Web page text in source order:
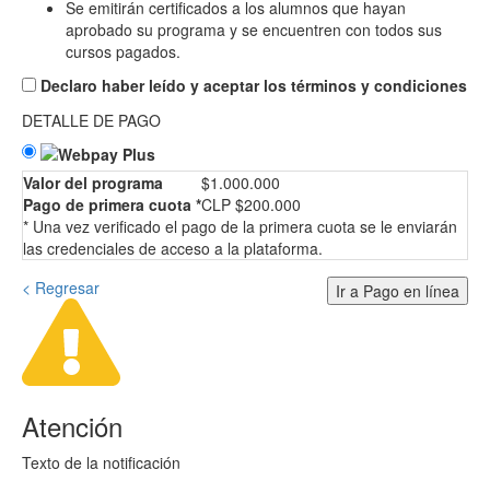
Se emitirán certificados a los alumnos que hayan
aprobado su programa y se encuentren con todos sus
cursos pagados.
Declaro haber leído y aceptar los términos y condiciones
DETALLE DE PAGO
Valor del programa
$1.000.000
Pago de primera cuota *CLP $200.000
* Una vez verificado el pago de la primera cuota se le enviarán
las credenciales de acceso a la plataforma.
< Regresar
Ir a Pago en línea
Atención
Texto de la notificación